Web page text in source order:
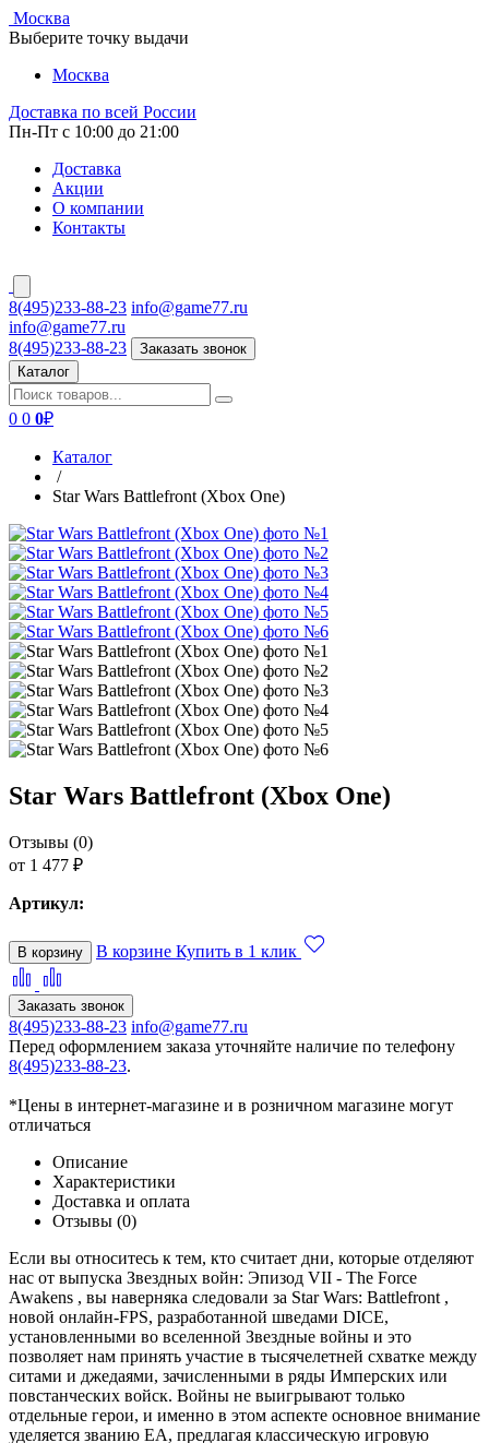
Москва
Выберите точку выдачи
Москва
Доставка по всей России
Пн-Пт с 10:00 до 21:00
Доставка
Акции
О компании
Контакты
8(495)233-88-23 info@game77.ru
info@game77.ru
8(495)233-88-23
Заказать звонок
Каталог
0 0 0₽
Каталог
/
Star Wars Battlefront (Xbox One)
Star Wars Battlefront (Xbox One)
Отзывы (0)
от 1 477 ₽
Артикул:
В корзину В корзине Купить в 1 клик
Заказать звонок
8(495)233-88-23 info@game77.ru
Перед оформлением заказа уточняйте наличие по телефону
8(495)233-88-23.
*Цены в интернет-магазине и в розничном магазине могут
отличаться
Описание
Характеристики
Доставка и оплата
Отзывы (0)
Если вы относитесь к тем, кто считает дни, которые отделяют
нас от выпуска Звездных войн: Эпизод VII - The Force
Awakens , вы наверняка следовали за Star Wars: Battlefront ,
новой онлайн-FPS, разработанной шведами DICE,
установленными во вселенной Звездные войны и это
позволяет нам принять участие в тысячелетней схватке между
ситами и джедаями, зачисленными в ряды Имперских или
повстанческих войск. Войны не выигрывают только
отдельные герои, и именно в этом аспекте основное внимание
уделяется званию EA, предлагая классическую игровую